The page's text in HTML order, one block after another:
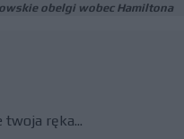
obelgi wobec Hamiltona
twoja ręka...